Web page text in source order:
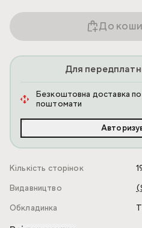
До
Для
Безкоштовна доставка по
поштомати
Кількість сторінок
Видавництво
Обкладинка